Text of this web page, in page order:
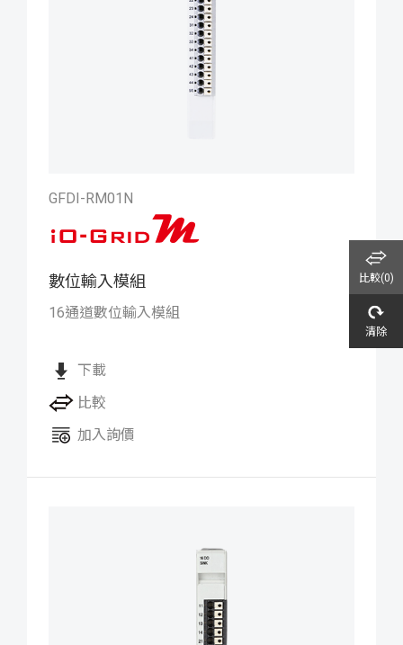
GFDI-RM01N
數位輸入模組
16通道數位輸入模組
下載
比較
加入詢價
比較(0)
清除